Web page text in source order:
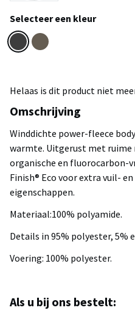
Selecteer een kleur
Helaas is dit product niet
Omschrijving
Winddichte power-fleece
warmte. Uitgerust met ruime
organische en fluorocarbon-
Finish® Eco voor extra vuil-
eigenschappen.
Materiaal:100% polyamide.
Details in 95% polyester, 5%
Voering: 100% polyester.
Als u bij ons bestelt: